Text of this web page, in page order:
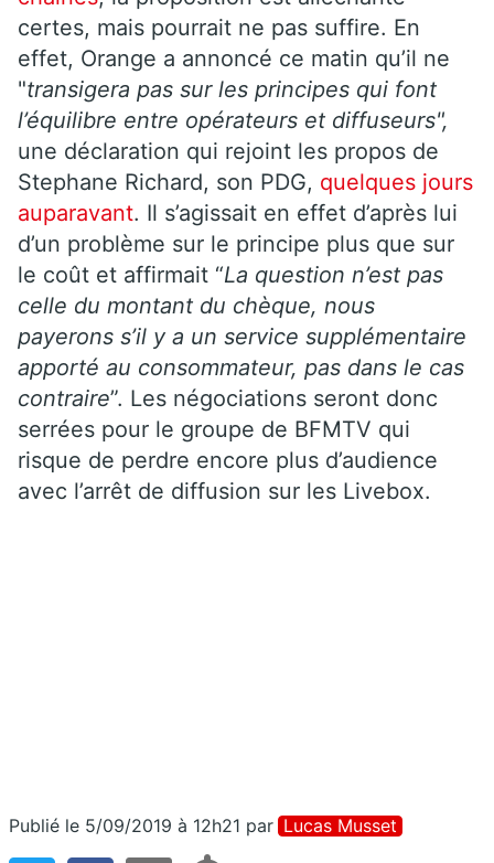
certes, mais pourrait ne pas suffire. En
effet, Orange a annoncé ce matin qu’il ne
"transigera pas sur les principes qui font
l’équilibre entre opérateurs et diffuseurs",
une déclaration qui rejoint les propos de
Stephane Richard, son PDG, quelques jours
auparavant. Il s’agissait en effet d’après lui
d’un problème sur le principe plus que sur
le coût et affirmait “La question n’est pas
celle du montant du chèque, nous
payerons s’il y a un service supplémentaire
apporté au consommateur, pas dans le cas
contraire”. Les négociations seront donc
serrées pour le groupe de BFMTV qui
risque de perdre encore plus d’audience
avec l’arrêt de diffusion sur les Livebox.
Publié le 5/09/2019 à 12h21 par Lucas Musset